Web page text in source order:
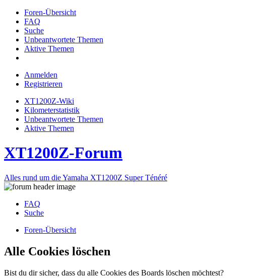
Foren-Übersicht
FAQ
Suche
Unbeantwortete Themen
Aktive Themen
Anmelden
Registrieren
XT1200Z-Wiki
Kilometerstatistik
Unbeantwortete Themen
Aktive Themen
XT1200Z-Forum
Alles rund um die Yamaha XT1200Z Super Ténéré
FAQ
Suche
Foren-Übersicht
Alle Cookies löschen
Bist du dir sicher, dass du alle Cookies des Boards löschen möchtest?